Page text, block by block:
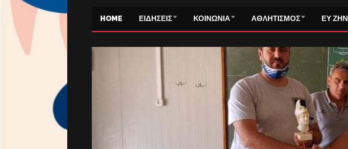
HOME ΕΙΔΗΣΕΙΣ ΚΟΙΝΩΝΙΑ ΑΘΛΗΤΙΣΜΟΣ ΕΥ ΖΗΝ